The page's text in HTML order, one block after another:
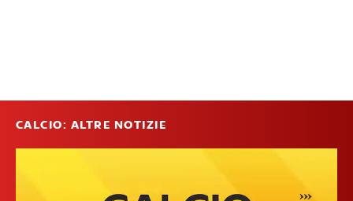
CALCIO: ALTRE NOTIZIE